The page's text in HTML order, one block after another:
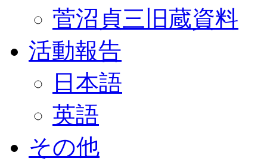
菅沼貞三旧蔵資料
活動報告
日本語
英語
その他